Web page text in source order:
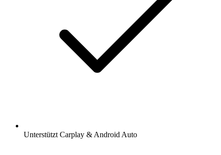
Unterstützt Carplay & Android Auto